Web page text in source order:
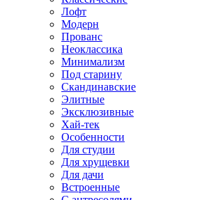
Лофт
Модерн
Прованс
Неоклассика
Минимализм
Под старину
Скандинавские
Элитные
Эксклюзивные
Хай-тек
Особенности
Для студии
Для хрущевки
Для дачи
Встроенные